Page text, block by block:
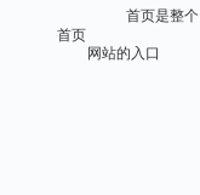
首页
首页是整个
网站的入口